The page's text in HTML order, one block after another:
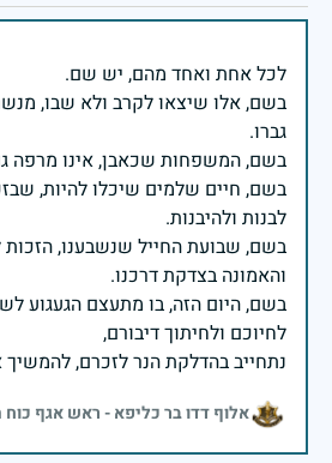
בשם, אלו שיצאו לקרב ולא שבו,
בשם, חיים שלמים שיכלו להיות,
בשם, שבועת החייל שנשבענו, הזכות
בשם, היום הזה, בו מתעצם הגעגוע
נתחייב בהדלקת הנר לזכרם,
אלוף דדו בר כליפא - ראש אגף